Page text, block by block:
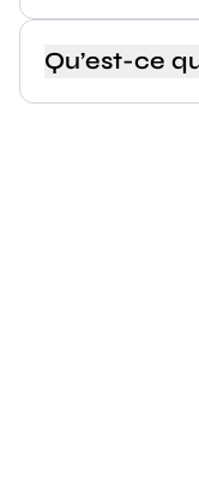
Qu’est-ce